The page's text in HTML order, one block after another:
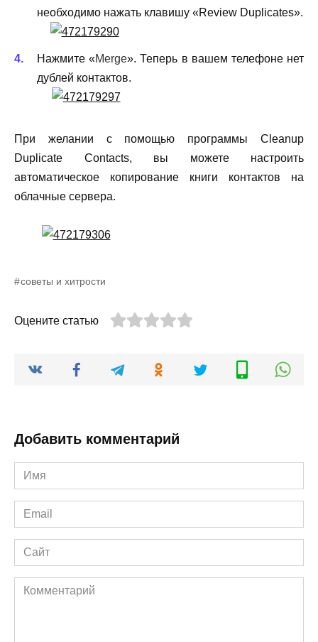
необходимо нажать клавишу «Review Duplicates».
Нажмите «Merge». Теперь в вашем телефоне нет
дублей контактов.
При желании с помощью программы Cleanup
Duplicate Contacts, вы можете настроить
автоматическое копирование книги контактов на
облачные сервера.
советы и хитрости
Оцените статью
Добавить комментарий
Имя
*
Email
*
Сайт
Комментарий